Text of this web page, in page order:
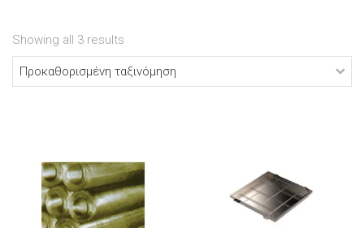
Showing all 3 results